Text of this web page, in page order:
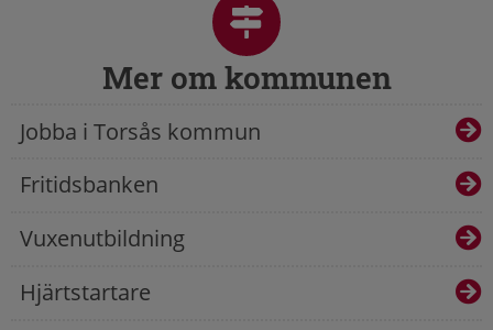
Mer om kommunen
Jobba i Torsås kommun
Fritidsbanken
Vuxenutbildning
Hjärtstartare